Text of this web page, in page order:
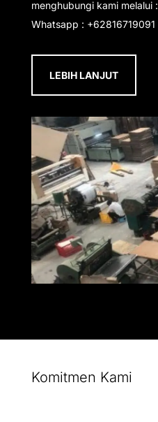
menghubungi kami melalui :
Whatsapp : +62816719091
LEBIH LANJUT
Komitmen Kami